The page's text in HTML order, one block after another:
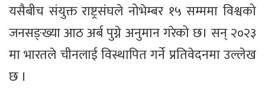
यसैबीच संयुक्त राष्ट्रसंघले नोभेम्बर १५ सम्ममा विश्वको
जनसङ्ख्या आठ अर्ब पुग्ने अनुमान गरेको छ। सन् २०२३
मा भारतले चीनलाई विस्थापित गर्ने प्रतिवेदनमा उल्लेख
छ ।